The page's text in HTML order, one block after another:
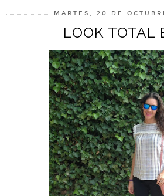
MARTES, 20 DE
LOOK TOTAL